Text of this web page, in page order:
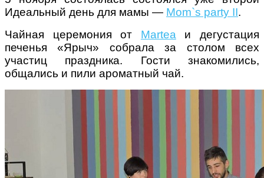
Ми запитали у зіркових
мам, яка вона - мамаWOW
Идеальный день для мамы — Mom`s party II.
Чайная церемония от Martea и дегустация
печенья «Ярыч» собрала за столом всех
участиц праздника. Гости знакомились,
общались и пили ароматный чай.